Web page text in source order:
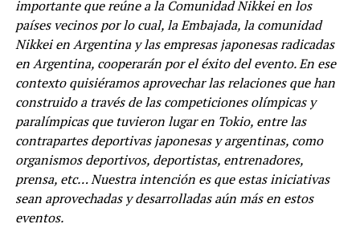
importante que reúne a la Comunidad Nikkei en los
países vecinos por lo cual, la Embajada, la comunidad
Nikkei en Argentina y las empresas japonesas radicadas
en Argentina, cooperarán por el éxito del evento. En ese
contexto quisiéramos aprovechar las relaciones que han
construido a través de las competiciones olímpicas y
paralímpicas que tuvieron lugar en Tokio, entre las
contrapartes deportivas japonesas y argentinas, como
organismos deportivos, deportistas, entrenadores,
prensa, etc… Nuestra intención es que estas iniciativas
sean aprovechadas y desarrolladas aún más en estos
eventos.